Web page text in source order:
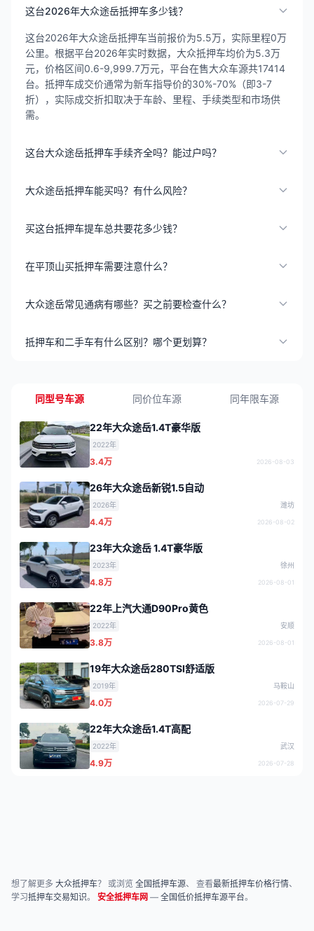
这台2026年大众途岳抵押车多少钱？
这台2026年大众途岳抵押车当前报价为5.5万，实际里程0万
公里。根据平台2026年实时数据，大众抵押车均价为5.3万
元，价格区间0.6-9,999.7万元，平台在售大众车源共17414
台。抵押车成交价通常为新车指导价的30%-70%（即3-7
折），实际成交折扣取决于车龄、里程、手续类型和市场供
需。
这台大众途岳抵押车手续齐全吗？能过户吗？
大众途岳抵押车能买吗？有什么风险？
买这台抵押车提车总共要花多少钱？
在平顶山买抵押车需要注意什么？
大众途岳常见通病有哪些？买之前要检查什么？
抵押车和二手车有什么区别？哪个更划算？
同型号车源 同价位车源 同年限车源
22年大众途岳1.4T豪华版
2022年
3.4万 2026-08-03
26年大众途岳新锐1.5自动
2026年 潍坊
4.4万 2026-08-02
23年大众途岳 1.4T豪华版
2023年 徐州
4.8万 2026-08-01
22年上汽大通D90Pro黄色
2022年 安顺
3.8万 2026-08-01
19年大众途岳280TSI舒适版
2019年 马鞍山
4.0万 2026-07-29
22年大众途岳1.4T高配
2022年 武汉
4.9万 2026-07-28
想了解更多 大众抵押车？ 或浏览 全国抵押车源、 查看最新抵押车价格行情、
学习抵押车交易知识。 安全抵押车网 — 全国低价抵押车源平台。